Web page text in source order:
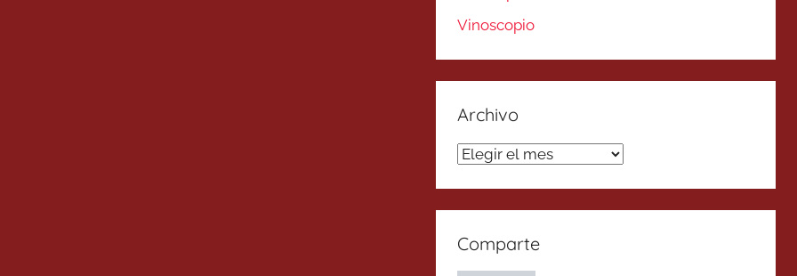
Vinoscopio
Archivo
Archivo
Comparte